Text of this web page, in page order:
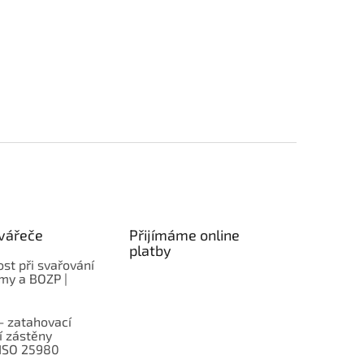
při svařování
a BOZP |
zatahovací
zástěny
25980
Přijímáme online
platby